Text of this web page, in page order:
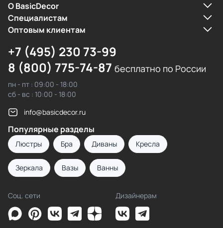
О BasicDecor
Cпециалистам
Оптовым клиентам
+7 (495) 230 73-99
8 (800) 775-74-87 бесплатно по России
пн - пт : 09:00 - 18:00
сб - вс : 10:00 - 18:00
info@basicdecor.ru
Популярные разделы
Люстры Бра Диваны Кресла
Зеркала Вазы Ванны
Соц. сети Дизайнерам